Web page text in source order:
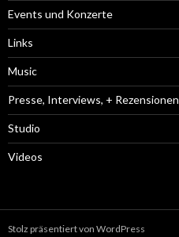
Events und Konzerte
Links
Music
Presse, Interviews, + Rezensionen
Studio
Videos
Stolz präsentiert von WordPress